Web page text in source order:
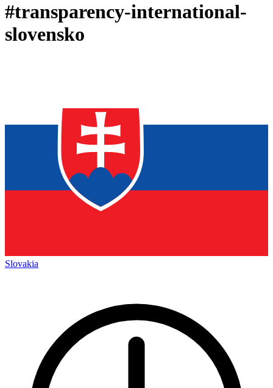
#transparency-international-
slovensko
Slovakia